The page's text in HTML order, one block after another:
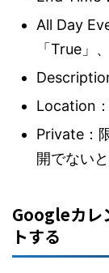
All Day
「True」
Location
Private：
開でない
Googleカレ
トする